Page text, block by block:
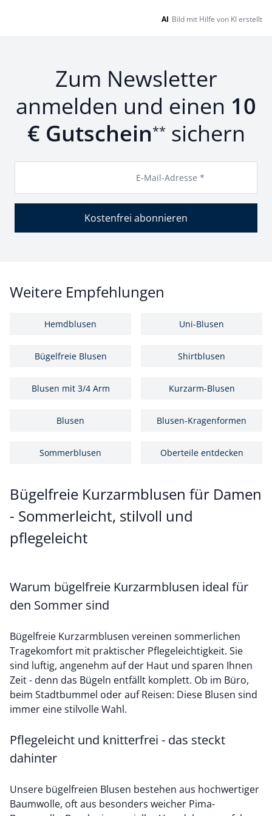
AI Bild mit Hilfe von KI erstellt
Zum Newsletter
anmelden und einen 10
€ Gutschein** sichern
E-Mail-Adresse *
Kostenfrei abonnieren
Weitere Empfehlungen
Hemdblusen Uni-Blusen
Bügelfreie Blusen Shirtblusen
Blusen mit 3/4 Arm Kurzarm-Blusen
Blusen Blusen-Kragenformen
Sommerblusen Oberteile entdecken
Bügelfreie Kurzarmblusen für Damen
- Sommerleicht, stilvoll und
pflegeleicht
Warum bügelfreie Kurzarmblusen ideal für
den Sommer sind
Bügelfreie Kurzarmblusen vereinen sommerlichen
Tragekomfort mit praktischer Pflegeleichtigkeit. Sie
sind luftig, angenehm auf der Haut und sparen Ihnen
Zeit - denn das Bügeln entfällt komplett. Ob im Büro,
beim Stadtbummel oder auf Reisen: Diese Blusen sind
immer eine stilvolle Wahl.
Pflegeleicht und knitterfrei - das steckt
dahinter
Unsere bügelfreien Blusen bestehen aus hochwertiger
Baumwolle, oft aus besonders weicher Pima-